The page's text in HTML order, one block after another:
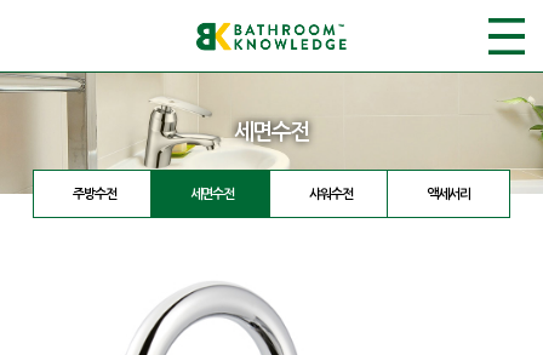
세면수전
주방수전 세면수전 샤워수전 액세서리